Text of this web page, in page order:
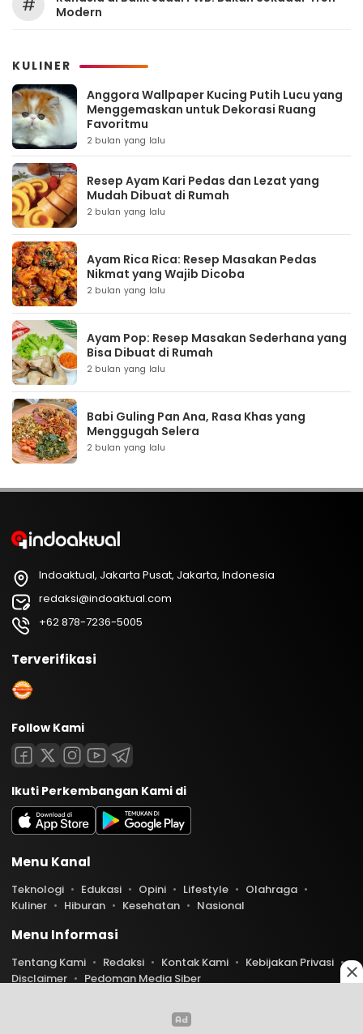
#
Modern
KULINER
Anggora Wallpaper Kucing Putih Lucu yang
Menggemaskan untuk Dekorasi Ruang
Favoritmu
2 bulan yang lalu
Resep Ayam Kari Pedas dan Lezat yang
Mudah Dibuat di Rumah
2 bulan yang lalu
Ayam Rica Rica: Resep Masakan Pedas
Nikmat yang Wajib Dicoba
2 bulan yang lalu
Ayam Pop: Resep Masakan Sederhana yang
Bisa Dibuat di Rumah
2 bulan yang lalu
Babi Guling Pan Ana, Rasa Khas yang
Menggugah Selera
2 bulan yang lalu
Indoaktual, Jakarta Pusat, Jakarta, Indonesia
redaksi@indoaktual.com
+62 878-7236-5005
Terverifikasi
Follow Kami
Ikuti Perkembangan Kami di
Menu Kanal
Teknologi Edukasi Opini Lifestyle
Olahraga
Kuliner
Hiburan Kesehatan Nasional
Menu Informasi
Tentang Kami Redaksi Kontak Kami
Kebijakan Privasi
Disclaimer
Pedoman Media Siber